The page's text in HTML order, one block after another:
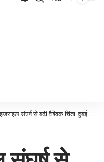
Font
से बढ़ी वैश्विक चिंता, दुबई एयरपोर्ट पर ड्रोन खतरा, अंतरराष्ट्रीय उड़ानों पर बड़ा असर